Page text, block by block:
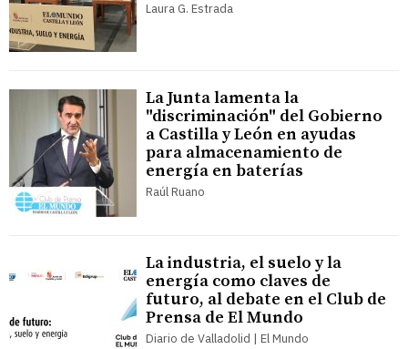
Laura G. Estrada
La Junta lamenta la
"discriminación" del Gobierno
a Castilla y León en ayudas
para almacenamiento de
energía en baterías
Raúl Ruano
La industria, el suelo y la
energía como claves de
futuro, al debate en el Club de
Prensa de El Mundo
Diario de Valladolid | El Mundo